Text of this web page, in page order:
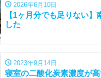
2026年6月10日
【1ヶ月分でも足りない
した
2023年9月14日
寝室の二酸化炭素濃度が